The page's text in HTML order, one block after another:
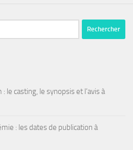
le casting, le synopsis et l’avis à
: les dates de publication à